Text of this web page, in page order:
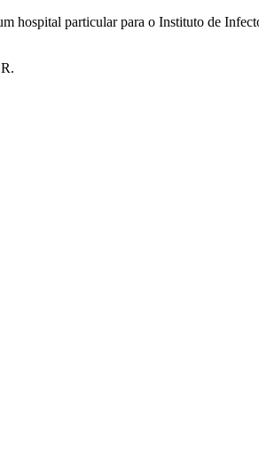
hospital particular para o Instituto de